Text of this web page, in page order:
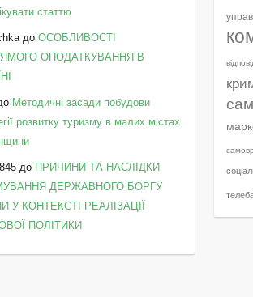
статтю
доОСОБЛИВОСТІ
ОПОДАТКУВАННЯ В
Методичні засади побудови
розвитку туризму в малих містах
до ПРИЧИНИ ТА НАСЛІДКИ
ДЕРЖАВНОГО БОРГУ
У КОНТЕКСТІ РЕАЛІЗАЦІЇ
ПОЛІТИКИ